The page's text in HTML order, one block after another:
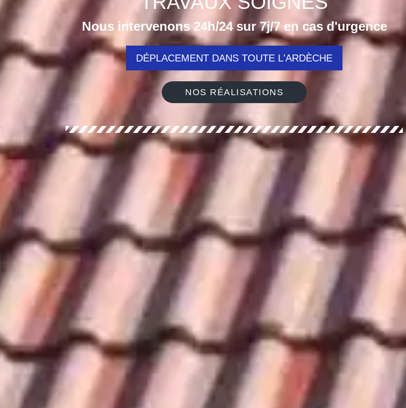
Nous intervenons 24h/24 sur 7j/7 en cas d'urgence
DÉPLACEMENT DANS TOUTE L'ARDÈCHE
NOS RÉALISATIONS